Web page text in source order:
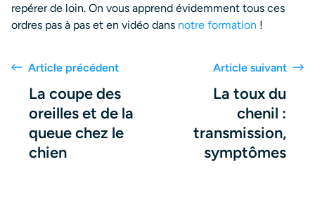
repérer de loin. On vous apprend évidemment tous ces
ordres pas à pas et en vidéo dans notre formation !
Article précédent
La coupe des
oreilles et de la
queue chez le
chien
Article suivant
La toux du
chenil :
transmission,
symptômes